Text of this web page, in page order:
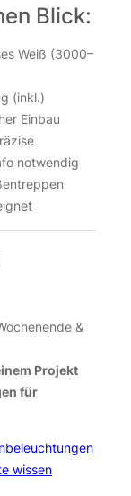
Blick:
Weiß (3000–
(inkl.)
Einbau
notwendig
&
Projekt
für
wissen